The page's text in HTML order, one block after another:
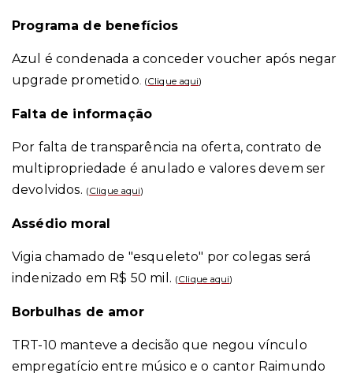
Programa de benefícios
Azul é condenada a conceder voucher após negar
upgrade prometido . (Clique aqui)
Falta de informação
Por falta de transparência na oferta, contrato de
multipropriedade é anulado e valores devem ser
devolvidos. (Clique aqui)
Assédio moral
Vigia chamado de "esqueleto" por colegas será
indenizado em R$ 50 mil . (Clique aqui)
Borbulhas de amor
TRT-10 manteve a decisão que negou vínculo
empregatício entre músico e o cantor Raimundo